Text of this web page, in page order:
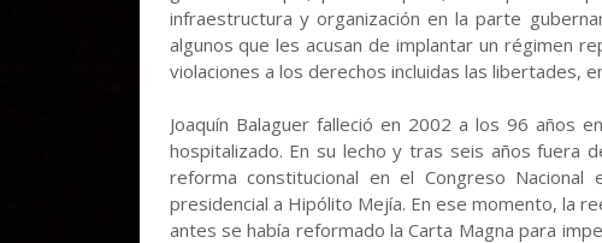
infraestructura y organización en la parte
algunos que les acusan de implantar un régimen
violaciones a los derechos incluidas las libertades,
Joaquín Balaguer falleció en 2002 a los 96 años
hospitalizado. En su lecho y tras seis años fuera
reforma constitucional en el Congreso
presidencial a Hipólito Mejía. En ese momento, la
antes se había reformado la Carta Magna para